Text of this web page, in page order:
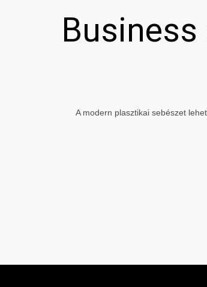
A modern plasztikai sebészet